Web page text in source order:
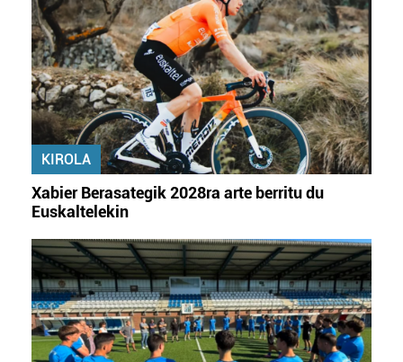
KIROLA
Xabier Berasategik 2028ra arte berritu du
Euskaltelekin